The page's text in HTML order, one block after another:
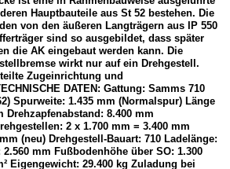
Hauptbauteile aus St 52 bestehen. Die
von den äußeren Langträgern aus IP 550
sind so ausgebildet, dass später
die AK eingebaut werden kann. Die
wirkt nur auf ein Drehgestell.
Zugeinrichtung und
DATEN: Gattung: Samms 710
Spurweite: 1.435 mm (Normalspur) Länge
Drehzapfenabstand: 8.400 mm
2 x 1.700 mm = 3.400 mm
(neu) Drehgestell-Bauart: 710 Ladelänge:
mm Fußbodenhöhe über SO: 1.300
Eigengewicht: 29.400 kg Zuladung bei